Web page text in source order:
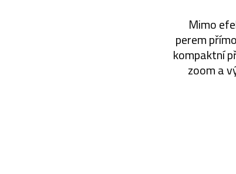
Mimo
perem
kompaktní
zoom a